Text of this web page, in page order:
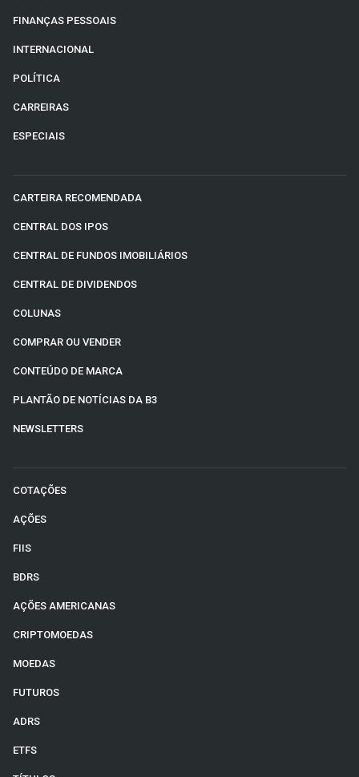
FINANÇAS PESSOAIS
INTERNACIONAL
POLÍTICA
CARREIRAS
ESPECIAIS
CARTEIRA RECOMENDADA
CENTRAL DOS IPOS
CENTRAL DE FUNDOS IMOBILIÁRIOS
CENTRAL DE DIVIDENDOS
COLUNAS
COMPRAR OU VENDER
CONTEÚDO DE MARCA
PLANTÃO DE NOTÍCIAS DA B3
NEWSLETTERS
COTAÇÕES
AÇÕES
FIIS
BDRS
AÇÕES AMERICANAS
CRIPTOMOEDAS
MOEDAS
FUTUROS
ADRS
ETFS